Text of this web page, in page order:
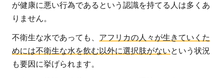
が健康に悪い行為であるという認識を持てる人は多くあ
りません。
不衛生な水であっても、 アフリカの人々が生きていくた
めには不衛生な水を飲む以外に選択肢がないという状況
も要因に挙げられます。